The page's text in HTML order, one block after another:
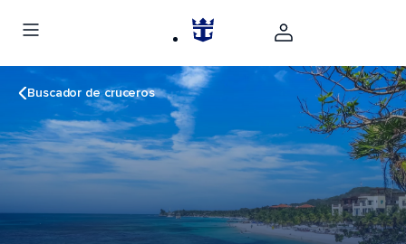
Buscador de cruceros